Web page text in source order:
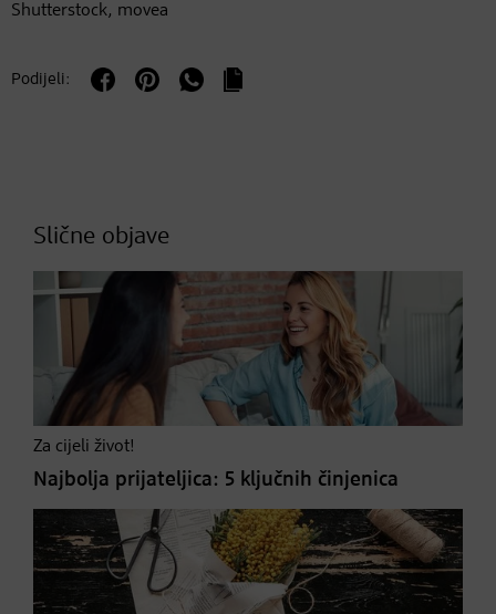
Shutterstock, movea
Podijeli:
Slične objave
Za cijeli život!
Najbolja prijateljica: 5 ključnih činjenica